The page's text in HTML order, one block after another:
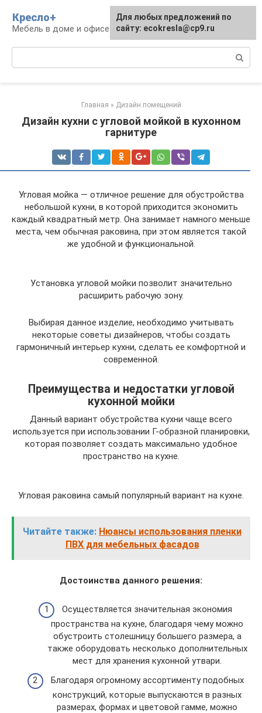
контенту
Кресло+
Мебель в доме и офисе
Главная » Дизайн помещений
Дизайн кухни с угловой мойкой в кухонном
гарнитуре
Угловая мойка — отличное решение для обустройства
небольшой кухни, в которой приходится экономить
каждый квадратный метр. Она занимает намного меньше
места, чем обычная раковина, при этом является такой
же удобной и функциональной.
Установка угловой мойки позволит значительно
расширить рабочую зону.
Выбирая данное изделие, необходимо учитывать
некоторые советы дизайнеров, чтобы создать
гармоничный интерьер кухни, сделать ее комфортной и
современной.
Преимущества и недостатки угловой
кухонной мойки
Данный вариант обустройства кухни чаще всего
используется при использовании Г-образной планировки,
которая позволяет создать максимально удобное
пространство на кухне.
Угловая раковина самый популярный вариант на кухне.
Читайте также: Нюансы использования пленки
ПВХ для мебельных фасадов
Достоинства данного решения:
Осуществляется значительная экономия
пространства на кухне, благодаря чему можно
обустроить столешницу большего размера, а
также оборудовать несколько дополнительных
мест для хранения кухонной утвари.
Благодаря огромному ассортименту подобных
конструкций, которые выпускаются в разных
размерах, формах и цветовой гамме, можно
Для любых предложений по
сайту: ecokresla@cp9.ru